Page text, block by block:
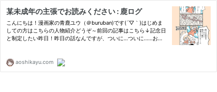
某未成年の主張でお読みください : 鹿ログ
こんにちは！漫画家の青鹿ユウ（＠buruban)です(´▽｀)はじめま
しての方はこちらの人物紹介どうぞ～前回の記事はこちら↓記念日
と制定したい昨日！昨日の話なんですが、ついに…ついに……お店
aoshikayu.com